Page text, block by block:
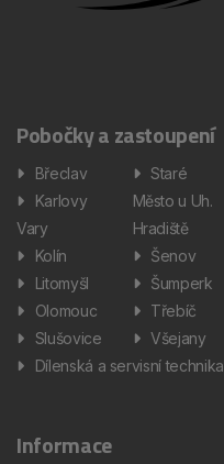
Pobočky a zastoupení
Břeclav
Karlovy
Vary
Kolín
Litomyšl
Olomouc
Slušovice
Staré
Město u Uh.
Hradiště
Šenov
Šumperk
Třebíč
Všejany
Dílenská a servisní technika
Informace